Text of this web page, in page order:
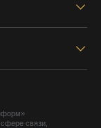
связи,